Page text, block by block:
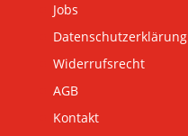
Jobs
Datenschutzerklärung
Widerrufsrecht
AGB
Kontakt